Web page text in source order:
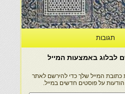
תגובות
לבלוג באמצעות המייל
כתובת המייל שלך כדי להירשם לאתר
על פוסטים חדשים במייל.